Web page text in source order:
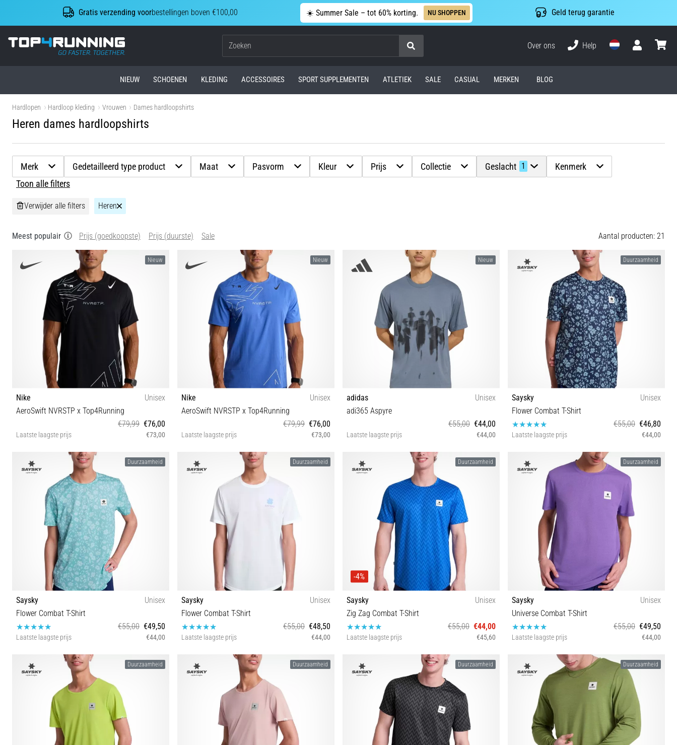
Gratis verzending voorbestellingen boven €100,00 ☀️ Summer Sale – tot 60% korting. NU SHOPPEN Geld terug garantie
Top4Running.be
Zoeken
Over ons
Help
NIEUW SCHOENEN KLEDING ACCESSOIRES SPORT SUPPLEMENTEN ATLETIEK SALE CASUAL MERKEN BLOG
Hardlopen Hardloop kleding Vrouwen Dames hardloopshirts
Heren dames hardloopshirts
Merk Gedetailleerd type product Maat Pasvorm Kleur Prijs Collectie Geslacht 1
Kenmerk
Toon alle filters
Verwijder alle filters Heren
Meest populair Prijs (goedkoopste) Prijs (duurste) Sale Aantal producten: 21
Nieuw
Nike
Unisex
AeroSwift NVRSTP x Top4Running
€79,99 €76,00
Laatste laagste prijs €73,00
S M L XL
Nieuw
Nike
Unisex
AeroSwift NVRSTP x Top4Running
€79,99 €76,00
Laatste laagste prijs €73,00
S M L
Nieuw
adidas
Unisex
adi365 Aspyre
€55,00 €44,00
Laatste laagste prijs €44,00
S M L XL
Duurzaamheid
Saysky
Unisex
Flower Combat T-Shirt
€55,00 €46,80
Laatste laagste prijs €44,00
S M L XL
Duurzaamheid
Saysky
Unisex
Flower Combat T-Shirt
€55,00 €49,50
Laatste laagste prijs €44,00
S M L XL
Duurzaamheid
Saysky
Unisex
Flower Combat T-Shirt
€55,00 €48,50
Laatste laagste prijs €44,00
S M L XL
Duurzaamheid
-4%
Saysky
Unisex
Zig Zag Combat T-Shirt
€55,00 €44,00
Laatste laagste prijs €45,60
S M L
Duurzaamheid
Saysky
Unisex
Universe Combat T-Shirt
€55,00 €49,50
Laatste laagste prijs €44,00
S M L
Duurzaamheid Duurzaamheid Duurzaamheid Duurzaamheid